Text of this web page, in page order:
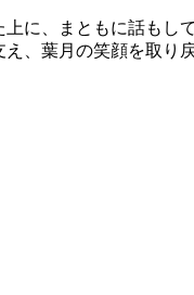
に、まともに話もし
、葉月の笑顔を取